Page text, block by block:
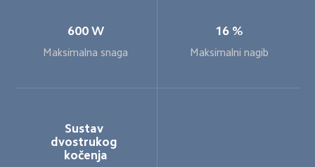
600 W
Maksimalna snaga
16 %
Maksimalni nagib
Sustav
dvostrukog
kočenja